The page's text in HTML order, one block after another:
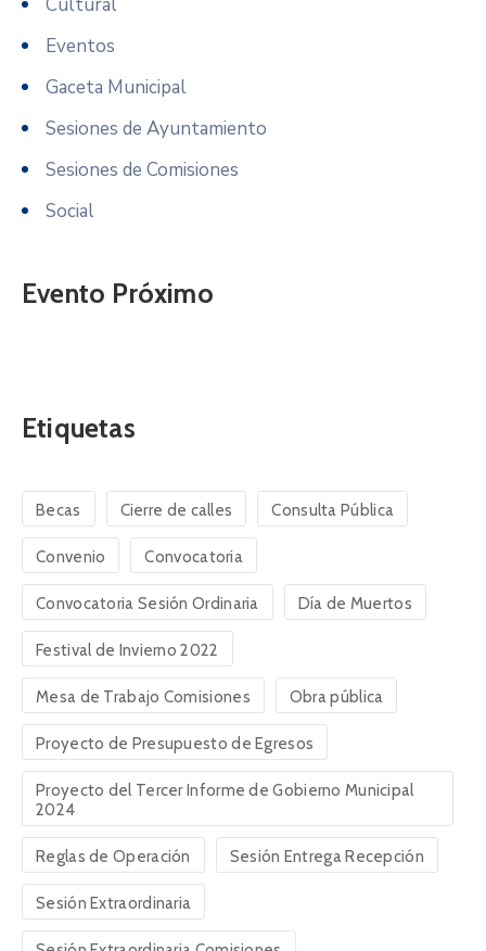
Eventos
Gaceta Municipal
Sesiones de Ayuntamiento
Sesiones de Comisiones
Social
Evento Próximo
Etiquetas
Becas Cierre de calles Consulta Pública
Convenio Convocatoria
Convocatoria Sesión Ordinaria Día de Muertos
Festival de Invierno 2022
Mesa de Trabajo Comisiones Obra pública
Proyecto de Presupuesto de Egresos
Proyecto del Tercer Informe de Gobierno Municipal
2024
Reglas de Operación Sesión Entrega Recepción
Sesión Extraordinaria